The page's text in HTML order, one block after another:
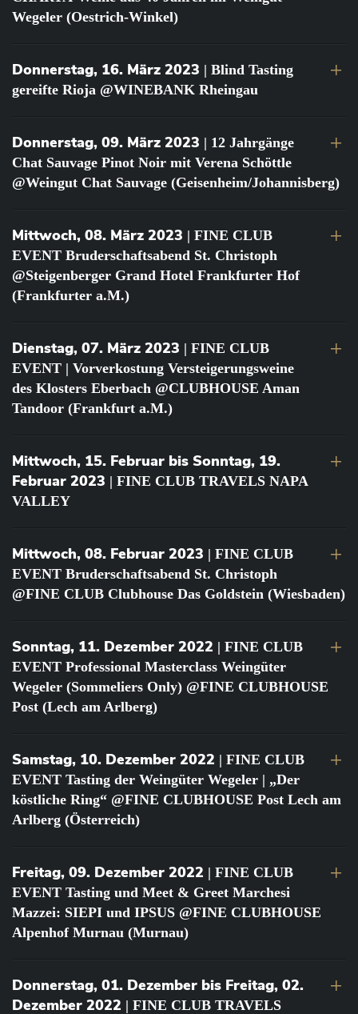
Wegeler (Oestrich-Winkel)
Donnerstag, 16. März 2023 | Blind Tasting
gereifte Rioja @WINEBANK Rheingau
Donnerstag, 09. März 2023 | 12 Jahrgänge
Chat Sauvage Pinot Noir mit Verena Schöttle
@Weingut Chat Sauvage (Geisenheim/Johannisberg)
Mittwoch, 08. März 2023 | FINE CLUB
EVENT Bruderschaftsabend St. Christoph
@Steigenberger Grand Hotel Frankfurter Hof
(Frankfurter a.M.)
Dienstag, 07. März 2023 | FINE CLUB
EVENT | Vorverkostung Versteigerungsweine
des Klosters Eberbach @CLUBHOUSE Aman
Tandoor (Frankfurt a.M.)
Mittwoch, 15. Februar bis Sonntag, 19.
Februar 2023 | FINE CLUB TRAVELS NAPA
VALLEY
Mittwoch, 08. Februar 2023 | FINE CLUB
EVENT Bruderschaftsabend St. Christoph
@FINE CLUB Clubhouse Das Goldstein (Wiesbaden)
Sonntag, 11. Dezember 2022 | FINE CLUB
EVENT Professional Masterclass Weingüter
Wegeler (Sommeliers Only) @FINE CLUBHOUSE
Post (Lech am Arlberg)
Samstag, 10. Dezember 2022 | FINE CLUB
EVENT Tasting der Weingüter Wegeler | „Der
köstliche Ring“ @FINE CLUBHOUSE Post Lech am
Arlberg (Österreich)
Freitag, 09. Dezember 2022 | FINE CLUB
EVENT Tasting und Meet & Greet Marchesi
Mazzei: SIEPI und IPSUS @FINE CLUBHOUSE
Alpenhof Murnau (Murnau)
Donnerstag, 01. Dezember bis Freitag, 02.
Dezember 2022 | FINE CLUB TRAVELS